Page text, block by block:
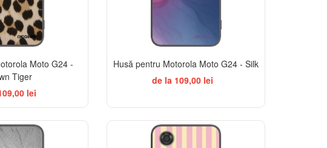
Moto G24 -
Tiger
lei
Husă pentru Motorola Moto G24 - Silk
de la 109,00 lei